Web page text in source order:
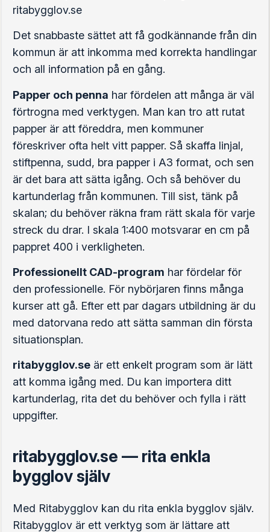
ritabygglov.se
Det snabbaste sättet att få godkännande från din
kommun är att inkomma med korrekta handlingar
och all information på en gång.
Papper och penna har fördelen att många är väl
förtrogna med verktygen. Man kan tro att rutat
papper är att föreddra, men kommuner
föreskriver ofta helt vitt papper. Så skaffa linjal,
stiftpenna, sudd, bra papper i A3 format, och sen
är det bara att sätta igång. Och så behöver du
kartunderlag från kommunen. Till sist, tänk på
skalan; du behöver räkna fram rätt skala för varje
streck du drar. I skala 1:400 motsvarar en cm på
pappret 400 i verkligheten.
Professionellt CAD-program har fördelar för
den professionelle. För nybörjaren finns många
kurser att gå. Efter ett par dagars utbildning är du
med datorvana redo att sätta samman din första
situationsplan.
ritabygglov.se är ett enkelt program som är lätt
att komma igång med. Du kan importera ditt
kartunderlag, rita det du behöver och fylla i rätt
uppgifter.
ritabygglov.se — rita enkla
bygglov själv
Med Ritabygglov kan du rita enkla bygglov själv.
Ritabygglov är ett verktyg som är lättare att